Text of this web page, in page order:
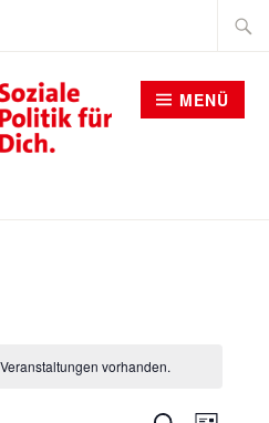
Suche
MENÜ
vorhanden.